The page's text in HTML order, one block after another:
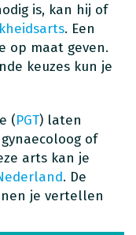
is, kan hij of
. Een
op maat geven.
keuzes kun je
(PGT) laten
of
arts kan je
. De
je vertellen